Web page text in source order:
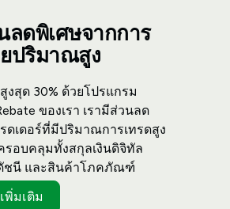
ลดพิเศษจากการ
ปริมาณสูง
งสุด 30% ด้วยโปรแกรม
ของเรา เรามีส่วนลด
ดเดอร์ที่มีปริมาณการเทรดสูง
รอบคลุมทั้งสกุลเงินดิจิทัล
ชนี และสินค้าโภคภัณฑ์
พิ่มเติม